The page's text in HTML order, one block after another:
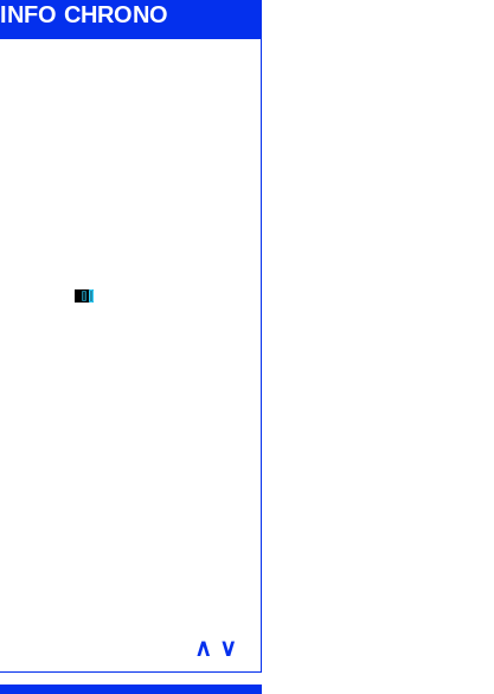
INFO CHRONO
∧ ∨